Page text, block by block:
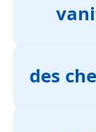
des